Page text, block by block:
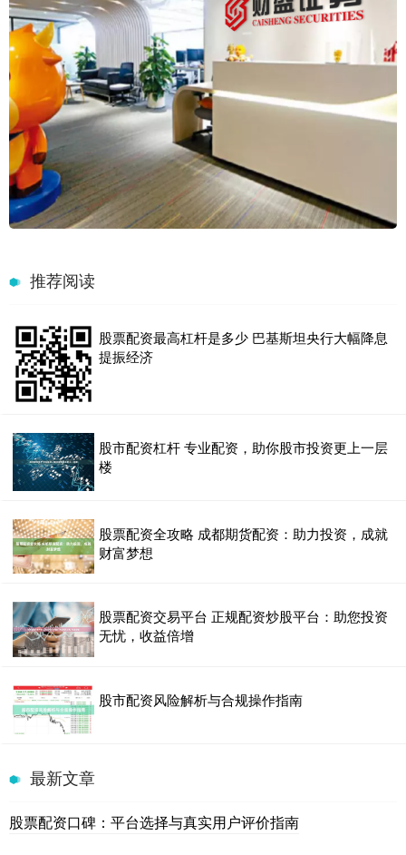
推荐阅读
股票配资最高杠杆是多少 巴基斯坦央行大幅降息
提振经济
股市配资杠杆 专业配资，助你股市投资更上一层
楼
股票配资全攻略 成都期货配资：助力投资，成就
财富梦想
股票配资交易平台 正规配资炒股平台：助您投资
无忧，收益倍增
股市配资风险解析与合规操作指南
最新文章
股票配资口碑：平台选择与真实用户评价指南